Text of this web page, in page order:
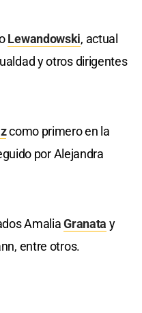
Lewandowski, actual
y otros dirigentes
como primero en la
por Alejandra
AmaliaGranata y
entre otros.